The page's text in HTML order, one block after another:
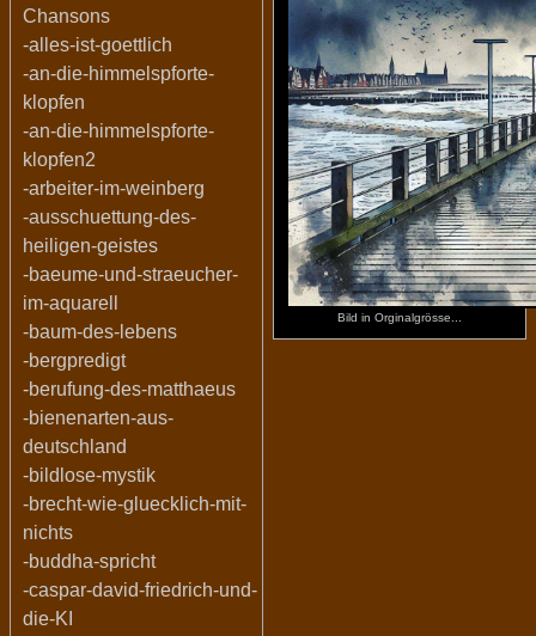
Chansons
-alles-ist-goettlich
-an-die-himmelspforte-
klopfen
-an-die-himmelspforte-
klopfen2
-arbeiter-im-weinberg
-ausschuettung-des-
heiligen-geistes
-baeume-und-straeucher-
im-aquarell
-baum-des-lebens
-bergpredigt
-berufung-des-matthaeus
-bienenarten-aus-
deutschland
-bildlose-mystik
-brecht-wie-gluecklich-mit-
nichts
-buddha-spricht
-caspar-david-friedrich-und-
die-KI
Bild in Orginalgrösse...